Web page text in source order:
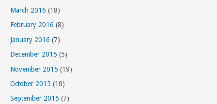
March 2016 (18)
February 2016 (8)
January 2016 (7)
December 2015 (5)
November 2015 (19)
October 2015 (10)
September 2015 (7)